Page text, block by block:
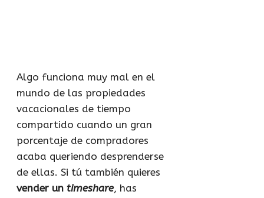
Algo funciona muy mal en el
mundo de las propiedades
vacacionales de tiempo
compartido cuando un gran
porcentaje de compradores
acaba queriendo desprenderse
de ellas. Si tú también quieres
vender un timeshare, has